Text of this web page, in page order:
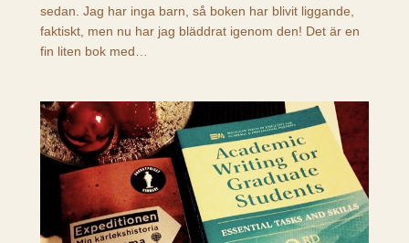
sedan. Jag har inga barn, så boken har blivit liggande,
faktiskt, men nu har jag bläddrat igenom den! Det är en
fin liten bok med…